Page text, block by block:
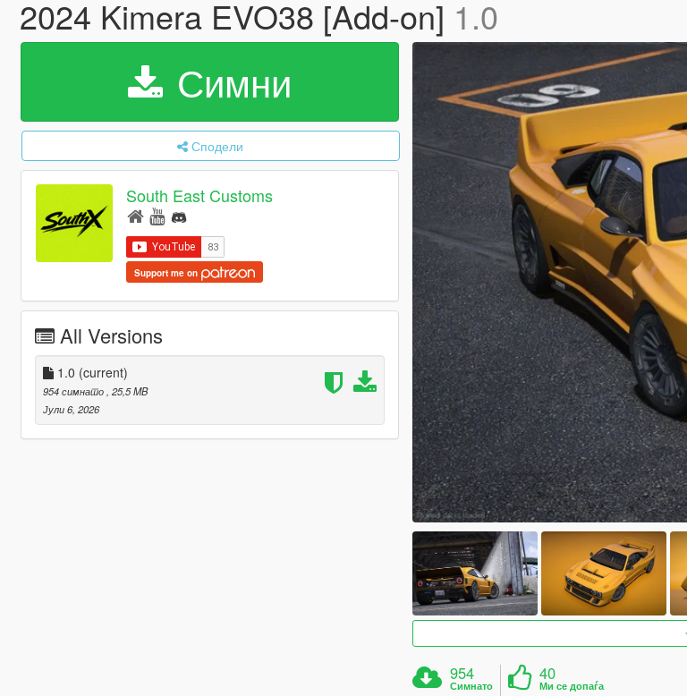
2024 Kimera EVO38 [Add-on] 1.0
Симни
Сподели
South East Customs
Support me on
All Versions
1.0 (current)
954 симнато , 25,5 MB
Јули 6, 2026
954
Симнато
40
Ми се допаѓа